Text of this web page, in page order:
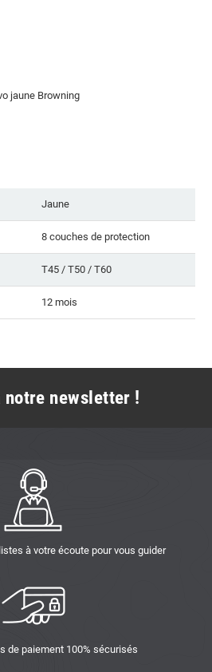
jaune Browning
Jaune
8 couches de protection
T45 / T50 / T60
12 mois
notre newsletter !
à votre écoute pour vous guider
de paiement 100% sécurisés